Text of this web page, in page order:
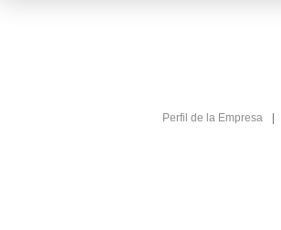
Perfil de la Empresa